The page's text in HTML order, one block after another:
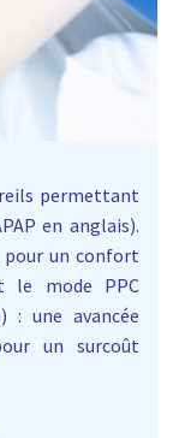
t
e
n
permettant
en anglais).
un confort
le mode PPC
: une avancée
un surcoût